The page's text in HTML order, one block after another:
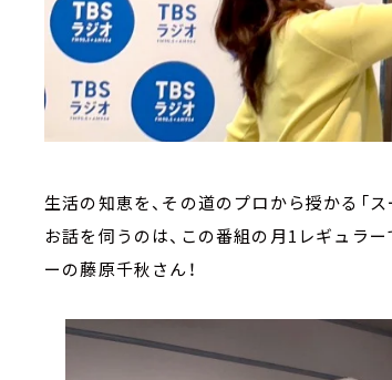
生活の知恵を、その道のプロから授かる「ス
お話を伺うのは、この番組の月1レギュラ
ーの藤原千秋さん！